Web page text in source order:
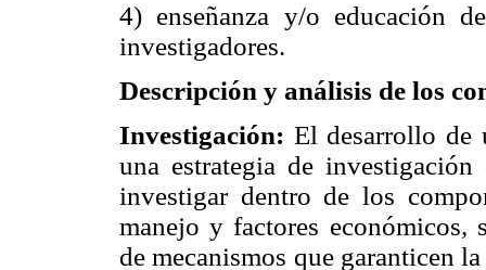
4) enseñanza y/o educación
investigadores.
Descripción y análisis de los
Investigación: El desarrollo de
una estrategia de
investigar dentro de los
manejo y factores
de mecanismos que garanticen